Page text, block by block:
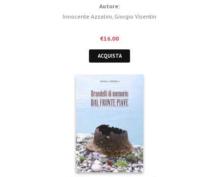
Autore:
Innocente Azzalini, Giorgio Visentin
€16,00
ACQUISTA